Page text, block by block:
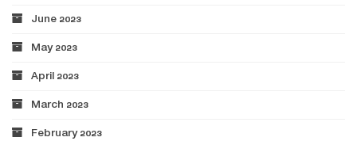
June 2023
May 2023
April 2023
March 2023
February 2023